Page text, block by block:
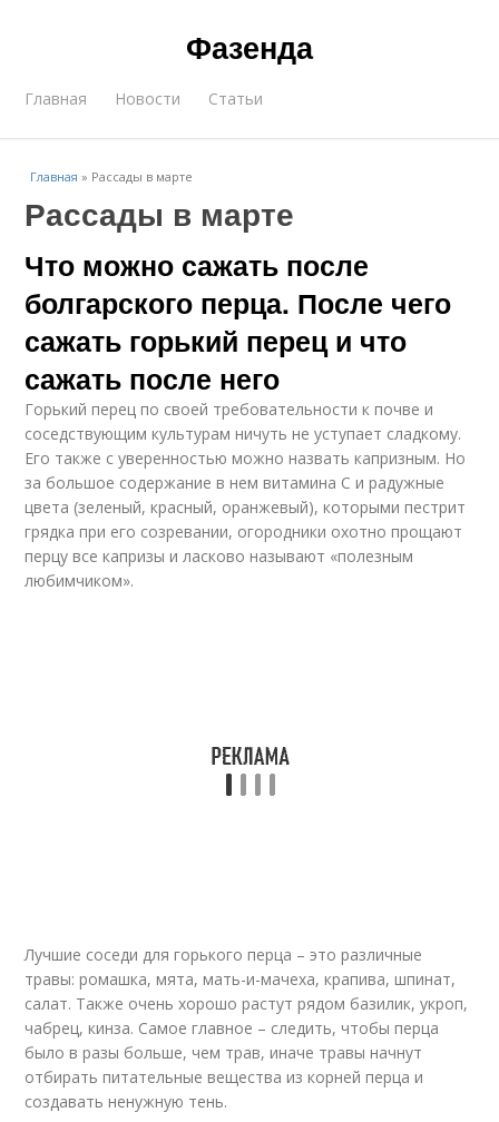
Фазенда
Главная Новости Статьи
Главная » Рассады в марте
Рассады в марте
Что можно сажать после
болгарского перца. После чего
сажать горький перец и что
сажать после него
Горький перец по своей требовательности к почве и
соседствующим культурам ничуть не уступает сладкому.
Его также с уверенностью можно назвать капризным. Но
за большое содержание в нем витамина С и радужные
цвета (зеленый, красный, оранжевый), которыми пестрит
грядка при его созревании, огородники охотно прощают
перцу все капризы и ласково называют «полезным
любимчиком».
Лучшие соседи для горького перца – это различные
травы: ромашка, мята, мать-и-мачеха, крапива, шпинат,
салат. Также очень хорошо растут рядом базилик, укроп,
чабрец, кинза. Самое главное – следить, чтобы перца
было в разы больше, чем трав, иначе травы начнут
отбирать питательные вещества из корней перца и
создавать ненужную тень.